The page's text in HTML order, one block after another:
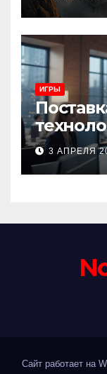
ИГРЫ
3 АПРЕЛЯ
Сайт работает на